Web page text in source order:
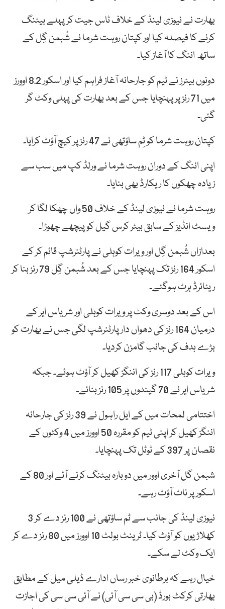
بھارت نے نیوزی لینڈ کے خلاف ٹاس جیت کر پہلے بیٹنگ
کرنے کا فیصلہ کیا اور کپتان روہت شرما نے شُبمن گِل کے
ساتھ اننگ کا آغاز کیا۔
دونوں بیٹرز نے ٹیم کو جارحانہ آغاز فراہم کیا اور اسکور 8.2 اوورز
میں 71 رنز پر پہنچایا جس کے بعد بھارت کی پہلی وکٹ گر
گئی۔
کپتان روہت شرما کو ٹِم ساؤتھی نے 47 رنز پر کیچ آؤٹ کرایا۔
اپنی اننگ کے دوران روہت شرما نے ورلڈ کپ میں سب سے
زیادہ چھکوں کا ریکارڈ بھی بنایا۔
روہت شرما نے نیوزی لینڈ کے خلاف 50 واں چھکا لگا کر
ویسٹ انڈیز کے سابق بیٹر کرس گیل کو پیچھے چھوڑا۔
بعدازاں شُبمن گِل اور ویرات کوہلی نے پارٹنرشپ قائم کر کے
اسکور 164 رنز تک پہنچایا جس کے بعد شُبمن گِل 79 رنز بنا کر
ریٹائرڈ ہرٹ ہوگئے۔
اس کے بعد دوسری وکٹ پر ویرات کوہلی اور شریاس ایر کے
درمیان 164 رنز کی دھواں دار پارٹنرشپ لگی جس نے بھارت کو
بڑے ہدف کی جانب گامزن کردیا۔
ویرات کوہلی 117 رنز کی اننگز کھیل کر آؤٹ ہوئے۔ جبکہ
شریاس ایر نے 70 گیندوں پر 105 رنز بنائے۔
اختتامی لمحات میں کے ایل راہول نے 39 رنز کی جارحانہ
اننگز کھیل کر اپنی ٹیم کو مقررہ 50 اوورز میں 4 وکٹوں کے
نقصان پر 397 کے ٹوٹل تک پہنچایا۔
شبمن گل آخری اوور میں دوبارہ بیٹنگ کرنے آئے اور 80 کے
اسکور پر ناٹ آؤٹ رہے۔
نیوزی لینڈ کی جانب سے ٹم ساؤتھی نے 100 رنز دے کر 3
کھلاڑیوں کو آؤٹ کیا۔ ٹرینٹ بولٹ 10 اوورز میں 80 رنز دے کر
ایک وکٹ لے سکے۔
خیال رہے کہ برطانوی خبر رساں ادارے ڈیلی میل کے مطابق
بھارتی کرکٹ بورڈ (بی سی سی آئی) نے آئی سی سی کی اجازت